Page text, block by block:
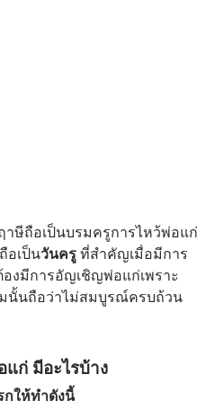
ษีถือเป็นบรมครูการไหว้พ่อแก่
อเป็นวันครู ที่สำคัญเมื่อมีการ
งมีการอัญเชิญพ่อแก่เพราะ
นั้นถือว่าไม่สมบูรณ์ครบถ้วน
ก่ มีอะไรบ้าง
กให้ทำดังนี้